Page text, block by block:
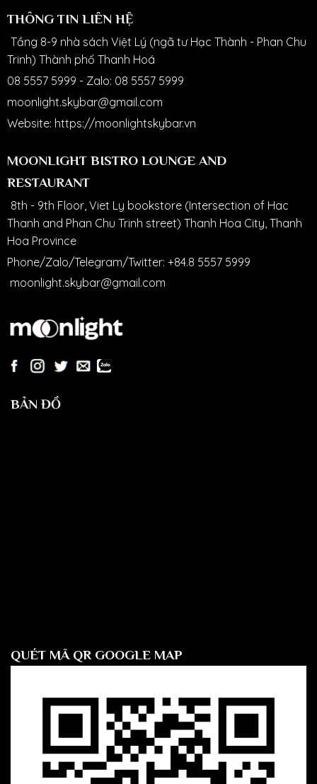
THÔNG TIN LIÊN HỆ
Tầng 8-9 nhà sách Việt Lý (ngã tư Hạc Thành - Phan Chu
Trinh) Thành phố Thanh Hoá
08 5557 5999 - Zalo: 08 5557 5999
moonlight.skybar@gmail.com
Website: https://moonlightskybar.vn
MOONLIGHT BISTRO LOUNGE AND
RESTAURANT
8th - 9th Floor, Viet Ly bookstore (Intersection of Hac
Thanh and Phan Chu Trinh street) Thanh Hoa City, Thanh
Hoa Province
Phone/Zalo/Telegram/Twitter: +84.8 5557 5999
moonlight.skybar@gmail.com
BẢN ĐỒ
QUÉT MÃ QR GOOGLE MAP